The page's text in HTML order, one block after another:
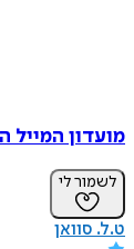
מועדון המייל היי 1 - חניית
לשמור לי
ט.ל. סוואן